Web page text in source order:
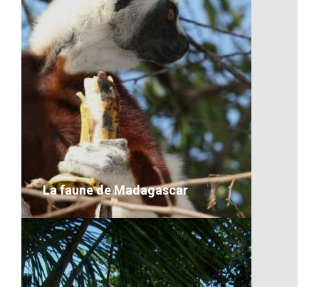
Transport maritime d’une voiture
VOIR LE DÉTAIL
La faune de Madagascar